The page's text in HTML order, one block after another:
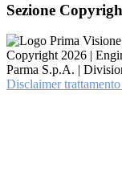
Sezione
Copyright 2026 |
Parma S.p.A. |
Disclaimer